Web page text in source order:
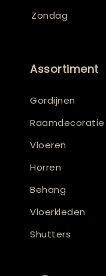
Zondag
Assortiment
Gordijnen
Raamdecoratie
Vloeren
Horren
Behang
Vloerkleden
Shutters